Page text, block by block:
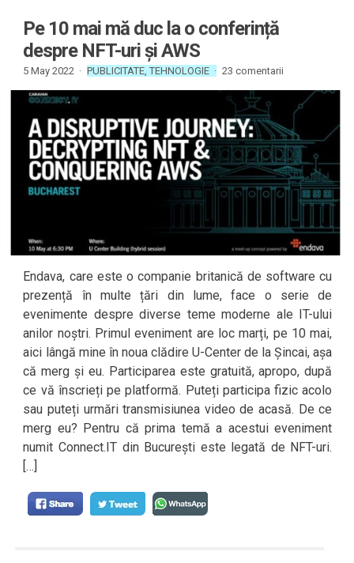
Pe 10 mai mă duc la o conferință
despre NFT-uri și AWS
5 May 2022 · PUBLICITATE ,TEHNOLOGIE · 23 comentarii
Endava, care este o companie britanică de software cu
prezență în multe țări din lume, face o serie de
evenimente despre diverse teme moderne ale IT-ului
anilor noștri. Primul eveniment are loc marți, pe 10 mai,
aici lângă mine în noua clădire U-Center de la Șincai, așa
că merg și eu. Participarea este gratuită, apropo, după
ce vă înscrieți pe platformă. Puteți participa fizic acolo
sau puteți urmări transmisiunea video de acasă. De ce
merg eu? Pentru că prima temă a acestui eveniment
numit Connect.IT din București este legată de NFT-uri.
[…]